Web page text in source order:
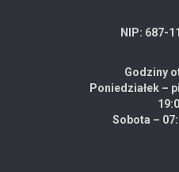
NIP: 687-
Godziny
Poniedziałek –
Sobota –